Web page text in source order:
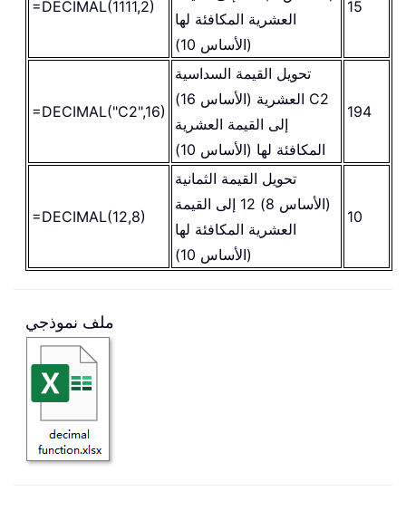
=DECIMAL(1111,2)
العشرية المكافئة لها
(الأساس 10)
15
=DECIMAL("C2",16)
تحويل القيمة السداسية
العشرية (الأساس 16) C2
إلى القيمة العشرية
المكافئة لها (الأساس 10)
194
=DECIMAL(12,8)
تحويل القيمة الثمانية
(الأساس 8) 12 إلى القيمة
العشرية المكافئة لها
(الأساس 10)
10
ملف نموذجي